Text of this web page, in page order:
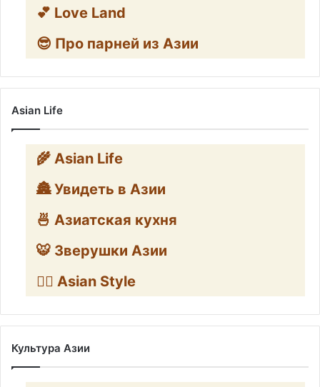
💕 Love Land
😎 Про парней из Азии
Asian Life
🌾 Asian Life
🏯 Увидеть в Азии
🍜 Азиатская кухня
🐯 Зверушки Азии
🧛‍♂️ Asian Style
Культура Азии